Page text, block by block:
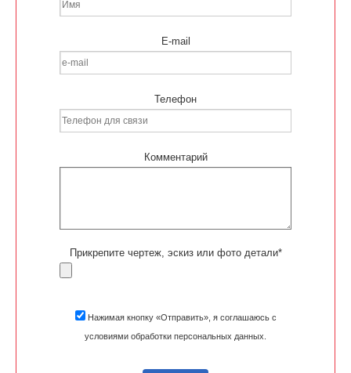
E-mail
Телефон
Комментарий
Прикрепите чертеж, эскиз или фото детали*
Нажимая кнопку «Отправить», я соглашаюсь с
условиями обработки персональных данных.